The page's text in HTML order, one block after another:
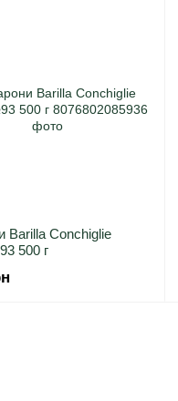
Barilla Conchiglie
500 г